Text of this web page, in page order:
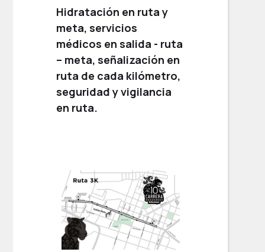
Hidratación en ruta y
meta, servicios
médicos en salida - ruta
– meta, señalización en
ruta de cada kilómetro,
seguridad y vigilancia
en ruta.